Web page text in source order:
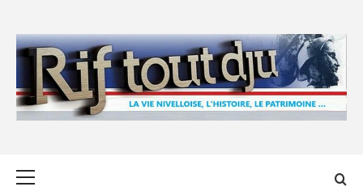
content